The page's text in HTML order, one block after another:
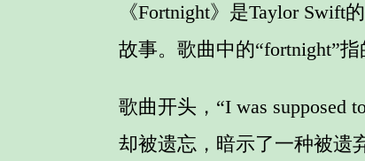
《Fortnight》是Taylor
故事。歌曲中的“fortnight”
歌曲开头，“I was supposed
却被遗忘，暗示了一种被遗